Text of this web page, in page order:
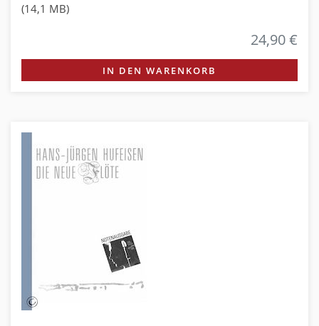
(14,1 MB)
24,90 €
IN DEN WARENKORB